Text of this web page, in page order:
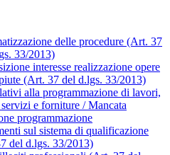
delle procedure (Art. 37
33/2013)
interesse realizzazione opere
(Art. 37 del d.lgs. 33/2013)
alla programmazione di lavori,
e forniture / Mancata
programmazione
sul sistema di qualificazione
del d.lgs. 33/2013)